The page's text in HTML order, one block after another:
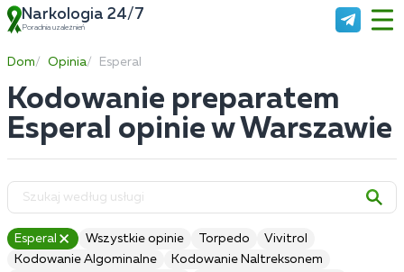
Narkologia 24/7
Poradnia uzależnień
Dom Opinia Esperal
Kodowanie preparatem
Esperal opinie w Warszawie
Esperal Wszystkie opinie Torpedo
Vivitrol
Kodowanie Algominalne
Kodowanie Naltreksonem